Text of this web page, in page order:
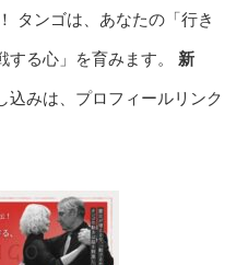
タンゴは、あなたの「行き
する心」を育みます。 新
込みは、プロフィールリンク